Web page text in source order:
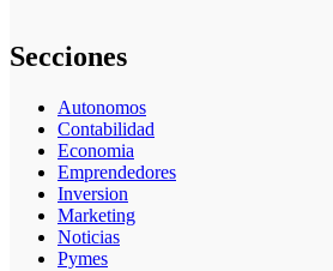
Secciones
Autonomos
Contabilidad
Economia
Emprendedores
Inversion
Marketing
Noticias
Pymes